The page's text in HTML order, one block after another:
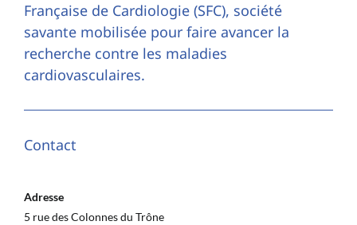
Française de Cardiologie (SFC), société
savante mobilisée pour faire avancer la
recherche contre les maladies
cardiovasculaires.
Contact
Adresse
5 rue des Colonnes du Trône